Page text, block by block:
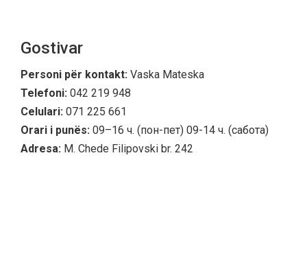
Gostivar
Personi për kontakt: Vaska Mateska
Telefoni: 042 219 948
Celulari: 071 225 661
Orari i punës: 09–16 ч. (пон-пет) 09-14 ч. (сабота)
Adresa: M. Chede Filipovski br. 242